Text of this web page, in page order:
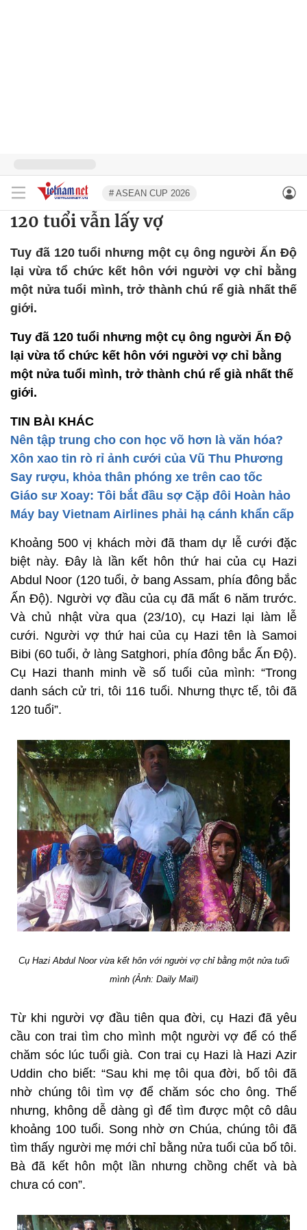
# ASEAN CUP 2026
120 tuổi vẫn lấy vợ
Tuy đã 120 tuổi nhưng một cụ ông người Ấn Độ
lại vừa tổ chức kết hôn với người vợ chỉ bằng
một nửa tuổi mình, trở thành chú rể già nhất thế
giới.
Tuy đã 120 tuổi nhưng một cụ ông người Ấn Độ
lại vừa tổ chức kết hôn với người vợ chỉ bằng
một nửa tuổi mình, trở thành chú rể già nhất thế
giới.
TIN BÀI KHÁC
Nên tập trung cho con học võ hơn là văn hóa?
Xôn xao tin rò rỉ ảnh cưới của Vũ Thu Phương
Say rượu, khỏa thân phóng xe trên cao tốc
Giáo sư Xoay: Tôi bắt đầu sợ Cặp đôi Hoàn hảo
Máy bay Vietnam Airlines phải hạ cánh khẩn cấp
Khoảng 500 vị khách mời đã tham dự lễ cưới đặc
biệt này. Đây là lần kết hôn thứ hai của cụ Hazi
Abdul Noor (120 tuổi, ở bang Assam, phía đông bắc
Ấn Độ). Người vợ đầu của cụ đã mất 6 năm trước.
Và chủ nhật vừa qua (23/10), cụ Hazi lại làm lễ
cưới. Người vợ thứ hai của cụ Hazi tên là Samoi
Bibi (60 tuổi, ở làng Satghori, phía đông bắc Ấn Độ).
Cụ Hazi thanh minh về số tuổi của mình: “Trong
danh sách cử tri, tôi 116 tuổi. Nhưng thực tế, tôi đã
120 tuổi”.
Cụ Hazi Abdul Noor vừa kết hôn với người vợ chỉ bằng một nửa tuổi
mình (Ảnh: Daily Mail)
Từ khi người vợ đầu tiên qua đời, cụ Hazi đã yêu
cầu con trai tìm cho mình một người vợ để có thể
chăm sóc lúc tuổi già. Con trai cụ Hazi là Hazi Azir
Uddin cho biết: “Sau khi mẹ tôi qua đời, bố tôi đã
nhờ chúng tôi tìm vợ để chăm sóc cho ông. Thế
nhưng, không dễ dàng gì để tìm được một cô dâu
khoảng 100 tuổi. Song nhờ ơn Chúa, chúng tôi đã
tìm thấy người mẹ mới chỉ bằng nửa tuổi của bố tôi.
Bà đã kết hôn một lần nhưng chồng chết và bà
chưa có con”.